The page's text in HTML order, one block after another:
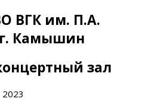
ВГК им. П.А.
г. Камышин
зал